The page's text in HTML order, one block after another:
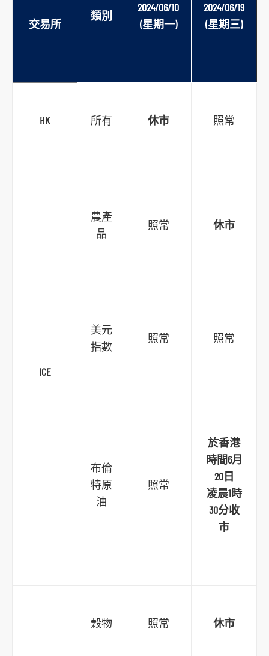
交易所
類別
2024/06/10
(星期一)
2024/06/19
(星期三)
HK 所有 休市 照常
ICE
農產
品
照常 休市
美元
指數
照常 照常
布倫
特原
油
照常
於香港
時間6月
20日
凌晨1時
30分收
市
穀物 照常 休市